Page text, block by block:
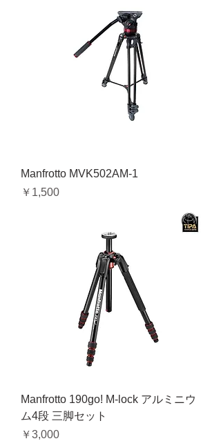
Manfrotto MVK502AM-1
価格
￥1,500
Manfrotto 190go! M-lock アルミニウ
ム4段 三脚セット
価格
￥3,000